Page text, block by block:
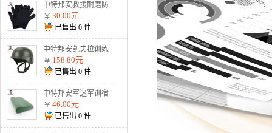
中特邦安救援耐磨防
割手套战术防护钢丝
金属用品黑色2根钢
丝 加强防割手套
30.00元
已售出 0 件
中特邦安凯夫拉训练
盔战术防暴户外安全
头盔 900g标准训练
盔（不防弹）
158.80元
已售出 0 件
中特邦安军迷军训宿
舍整理内务用品 枕
头
46.00元
已售出 0 件